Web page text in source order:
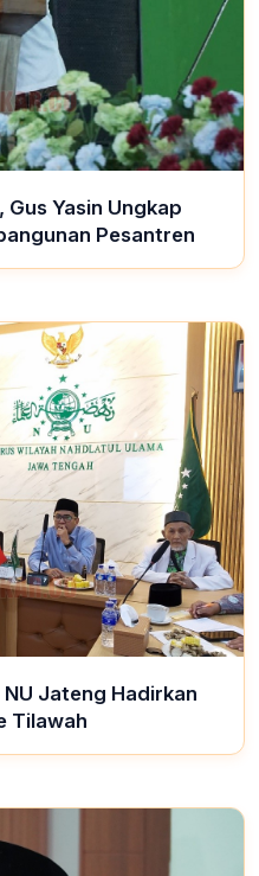
Yasin Ungkap
Pesantren
Jateng Hadirkan
Tilawah